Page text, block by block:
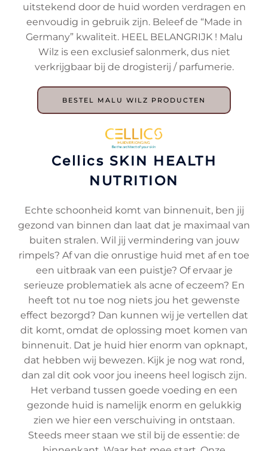
uitstekend door de huid worden verdragen en
eenvoudig in gebruik zijn. Beleef de “Made in
Germany” kwaliteit. HEEL BELANGRIJK ! Malu
Wilz is een exclusief salonmerk, dus niet
verkrijgbaar bij de drogisterij / parfumerie.
BESTEL MALU WILZ PRODUCTEN
Cellics SKIN HEALTH
NUTRITION
Echte schoonheid komt van binnenuit, ben jij
gezond van binnen dan laat dat je maximaal van
buiten stralen. Wil jij vermindering van jouw
rimpels? Af van die onrustige huid met af en toe
een uitbraak van een puistje? Of ervaar je
serieuze problematiek als acne of eczeem? En
heeft tot nu toe nog niets jou het gewenste
effect bezorgd? Dan kunnen wij je vertellen dat
dit komt, omdat de oplossing moet komen van
binnenuit. Dat je huid hier enorm van opknapt,
dat hebben wij bewezen. Kijk je nog wat rond,
dan zal dit ook voor jou ineens heel logisch zijn.
Het verband tussen goede voeding en een
gezonde huid is namelijk enorm en gelukkig
zien we hier een verschuiving in ontstaan.
Steeds meer staan we stil bij de essentie: de